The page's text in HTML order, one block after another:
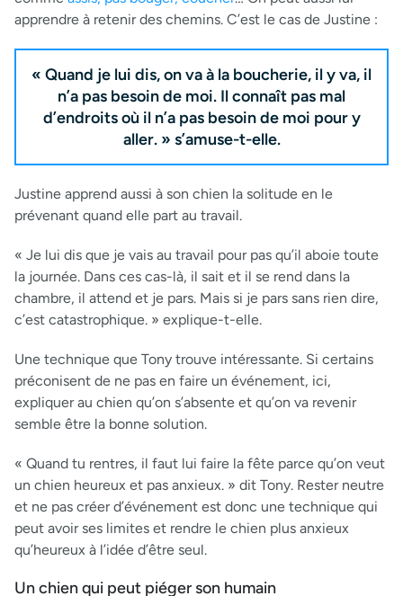
apprendre à retenir des chemins. C’est le cas de Justine :
« Quand je lui dis, on va à la boucherie, il y va, il
n’a pas besoin de moi. Il connaît pas mal
d’endroits où il n’a pas besoin de moi pour y
aller. » s’amuse-t-elle.
Justine apprend aussi à son chien la solitude en le
prévenant quand elle part au travail.
« Je lui dis que je vais au travail pour pas qu’il aboie toute
la journée. Dans ces cas-là, il sait et il se rend dans la
chambre, il attend et je pars. Mais si je pars sans rien dire,
c’est catastrophique. » explique-t-elle.
Une technique que Tony trouve intéressante. Si certains
préconisent de ne pas en faire un événement, ici,
expliquer au chien qu’on s’absente et qu’on va revenir
semble être la bonne solution.
« Quand tu rentres, il faut lui faire la fête parce qu’on veut
un chien heureux et pas anxieux. » dit Tony. Rester neutre
et ne pas créer d’événement est donc une technique qui
peut avoir ses limites et rendre le chien plus anxieux
qu’heureux à l’idée d’être seul.
Un chien qui peut piéger son humain